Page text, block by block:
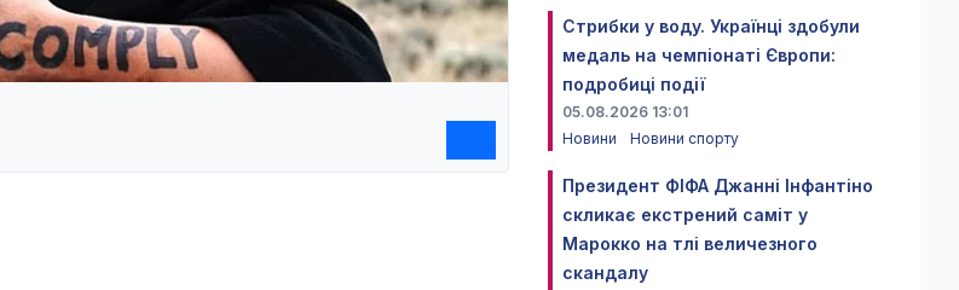
Стрибки у воду. Українці здобули
медаль на чемпіонаті Європи:
подробиці події
05.08.2026 13:01
Новини
Новини спорту
Президент ФІФА Джанні Інфантіно
скликає екстрений саміт у
Марокко на тлі величезного
скандалу